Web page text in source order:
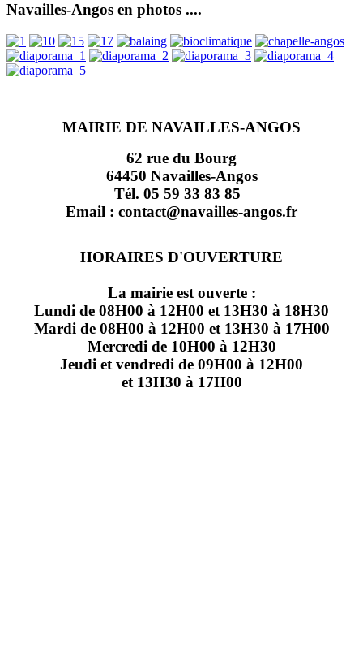
Navailles-Angos en photos ....
MAIRIE DE NAVAILLES-ANGOS
62 rue du Bourg
64450 Navailles-Angos
Tél. 05 59 33 83 85
Email : contact@navailles-angos.fr
HORAIRES D'OUVERTURE
La mairie est ouverte :
Lundi de 08H00 à 12H00 et 13H30 à 18H30
Mardi de 08H00 à 12H00 et 13H30 à 17H00
Mercredi de 10H00 à 12H30
Jeudi et vendredi de 09H00 à 12H00
et 13H30 à 17H00